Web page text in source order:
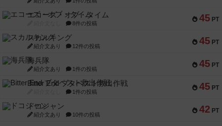
45 PT
エコーズ・オブ・タイム
8件の投稿
45 PT
スカルキング
紹介文あり 12件の投稿
45 PT
海兵隊
紹介文あり 1件の投稿
45 PT
Bitter End ブタペスト救出作戦
1件の投稿
42 PT
ドコジャン
紹介文あり 10件の投稿